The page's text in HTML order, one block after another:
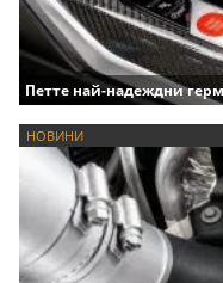
Петте най-надеждни
НОВИНИ